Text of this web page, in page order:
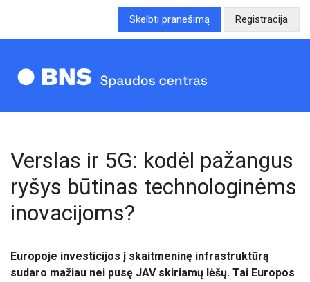
Skelbti pranešimą Registracija
Verslas ir 5G: kodėl pažangus
ryšys būtinas technologinėms
inovacijoms?
Europoje investicijos į skaitmeninę infrastruktūrą
sudaro mažiau nei pusę JAV skiriamų lėšų. Tai Europos